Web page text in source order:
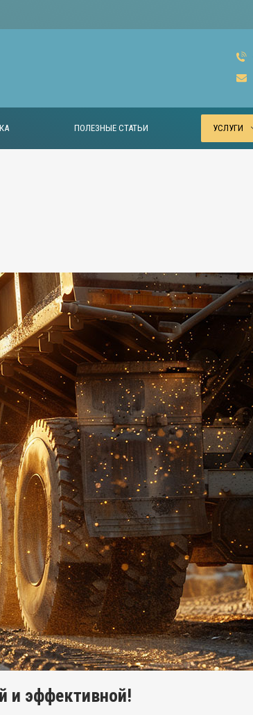
ПОЛЕЗНЫЕ СТАТЬИ УСЛУГИ
и эффективной!